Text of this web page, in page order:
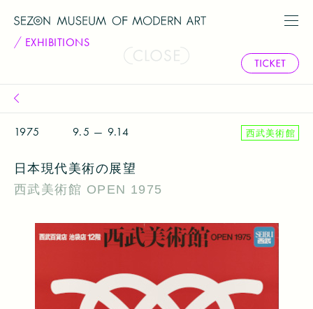
EXHIBITIONS
西武美術館
1975 9.5 — 9.14
日本現代美術の展望
西武美術館 OPEN 1975